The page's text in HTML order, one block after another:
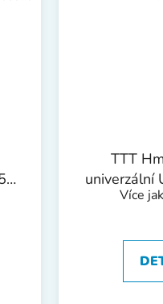
TTT
univerzální
mm
Více